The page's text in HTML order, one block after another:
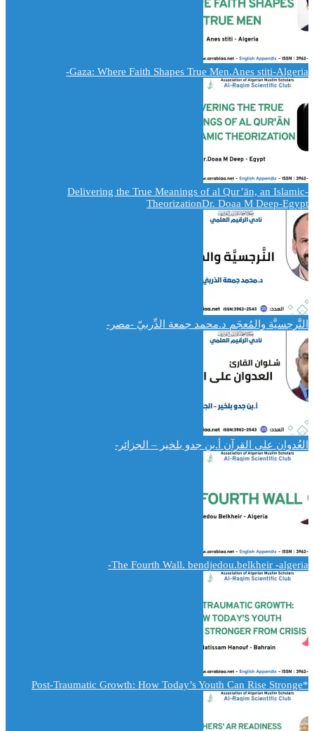
Gaza: Where Faith Shapes True Men.Anes stiti-Algeria-
-Delivering the True Meanings of al Qur’ān, an Islamic
TheorizationDr. Doaa M Deep-Egypt
النَّرجسيَّة والمُعجَم د.محمد جمعة الدِّربيّ -مصر-
العُدوان على القرآن أ.بن جدو بلخير – الجزائر-
The Fourth Wall. bendjedou.belkheir -algeria-
*Post-Traumatic Growth: How Today’s Youth Can Rise Stronge